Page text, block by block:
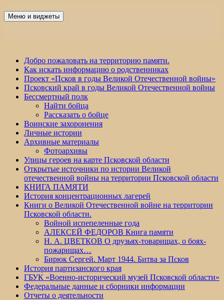
Победа 60
Меню и виджеты
Добро пожаловать на территорию памяти.
Как искать информацию о родственниках
Проект «Псков в годы Великой Отечественной войны»
Псковский край в годы Великой Отечественной войны
Бессмертный полк
Найти бойца
Рассказать о бойце
Воинские захоронения
Личные истории
Архивные материалы
Фотоархивы
Улицы героев на карте Псковской области
Открытые источники по истории Великой
отечественной войны на территории Псковской области
КНИГА ПАМЯТИ
История концентрационных лагерей
Книги о Великой Отечественной войне на территории
Псковской области.
Войной испепеленные года
АЛЕКСЕЙ ФЕДОРОВ Книга памяти
Н. А. ЦВЕТКОВ О друзьях-товарищах, о боях-
пожарищах…
Бирюк Сергей. Март 1944. Битва за Псков
История партизанского края
ГБУК «Военно-исторический музей Псковской области»
Федеральные данные и сборники информации
Отчеты о деятельности